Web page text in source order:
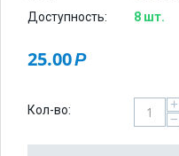
Доступность:
8 шт.
25.00Р
Кол-во: +
−